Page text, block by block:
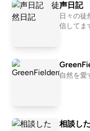
EN
⚠️ 本ポッ
に基づき
声日記
日々の徒
信してま
自然を愛
相談し